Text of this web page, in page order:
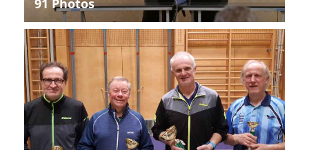
91 Photos